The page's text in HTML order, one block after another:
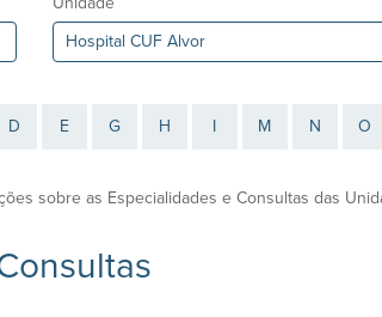
D E G H I M N O
sobre as Especialidades e Consultas das